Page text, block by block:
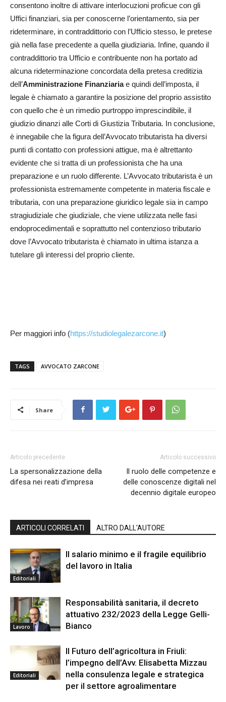
consentono inoltre di attivare interlocuzioni proficue con gli
Uffici finanziari, sia per conoscerne l’orientamento, sia per
rideterminare, in contraddittorio con l’Ufficio stesso, le pretese
già nella fase precedente a quella giudiziaria. Infine, quando il
contraddittorio tra Ufficio e contribuente non ha portato ad
alcuna rideterminazione concordata della pretesa creditizia
dell’Amministrazione Finanziariae quindi dell’imposta, il
legale è chiamato a garantire la posizione del proprio assistito
con quello che è un rimedio purtroppo imprescindibile, il
giudizio dinanzi alle Corti di Giustizia Tributaria. In conclusione,
è innegabile che la figura dell’Avvocato tributarista ha diversi
punti di contatto con professioni attigue, ma è altrettanto
evidente che si tratta di un professionista che ha una
preparazione e un ruolo differente. L’Avvocato tributarista è un
professionista estremamente competente in materia fiscale e
tributaria, con una preparazione giuridico legale sia in campo
stragiudiziale che giudiziale, che viene utilizzata nelle fasi
endoprocedimentali e soprattutto nel contenzioso tributario
dove l’Avvocato tributarista è chiamato in ultima istanza a
tutelare gli interessi del proprio cliente.
Per maggiori info (https://studiolegalezarcone.it)
TAGS AVVOCATO ZARCONE
Share
Articolo precedente
La spersonalizzazione della
difesa nei reati d’impresa
Articolo successivo
Il ruolo delle competenze e
delle conoscenze digitali nel
decennio digitale europeo
ARTICOLI CORRELATI ALTRO DALL'AUTORE
Editoriali
Il salario minimo e il fragile equilibrio
del lavoro in Italia
Lavoro
Responsabilità sanitaria, il decreto
attuativo 232/2023 della Legge Gelli-
Bianco
Editoriali
Il Futuro dell’agricoltura in Friuli:
l’impegno dell’Avv. Elisabetta Mizzau
nella consulenza legale e strategica
per il settore agroalimentare